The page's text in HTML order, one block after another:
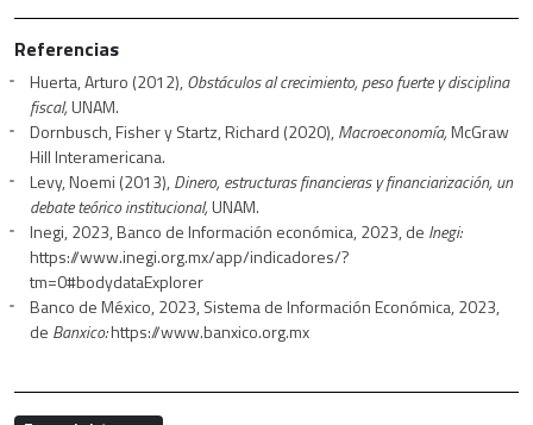
Referencias
Huerta, Arturo (2012),Obstáculos al crecimiento, peso fuerte y disciplina
fiscal,UNAM.
Dornbusch, Fisher y Startz, Richard (2020),Macroeconomía,McGraw
Hill Interamericana.
Levy, Noemi (2013),Dinero, estructuras financieras y financiarización, un
debate teórico institucional,UNAM.
Inegi, 2023, Banco de Información económica, 2023, de Inegi:
https://www.inegi.org.mx/app/indicadores/?
tm=0#bodydataExplorer
Banco de México, 2023, Sistema de Información Económica, 2023,
de Banxico:https://www.banxico.org.mx